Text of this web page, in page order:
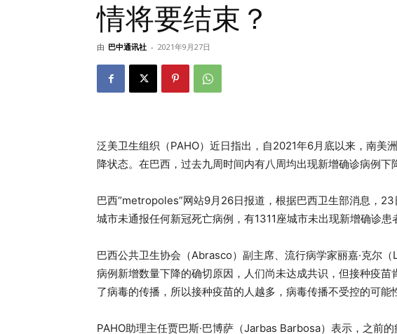
情将要结束？
由 巴中通讯社 - 2021年9月27日
泛美卫生组织（PAHO）近日指出，自2021年6月底以来，南美
降状态。在巴西，过去九周时间内有八周均出现新增确诊病例下
巴西“metropoles”网站9月26日报道，根据巴西卫生部消息，
城市未通报任何新冠死亡病例，有1311座城市未出现新增确诊患
巴西公共卫生协会（Abrasco）副主席、流行病学家丽嘉·克尔
病例新增数量下降的确切原因，人们尚未达成共识，但接种疫苗
了病毒的传播，所以接种疫苗的人越多，病毒传播不受控的可能
PAHO助理主任贾巴斯·巴博萨（Jarbas Barbosa）表示，之前